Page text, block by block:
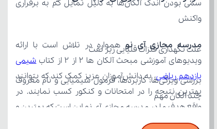
واکنش
علت نگهداری فلزات قلیایی زیر نفت
چند آلکان مهم
مدرسه مجازی آی نو
ویدیوهای آموزشی مبحث آلکان ها 2 از 2 از کتاب
یازدهم ریاضی